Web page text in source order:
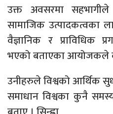
उक्त अवसरमा सहभागीले
सामाजिक उत्पादकत्वका
वैज्ञानिक र प्राविधिक
भएको बताएका आयोजकले
उनीहरुले विश्वको आर्थिक
समाधान विश्वका कुनै